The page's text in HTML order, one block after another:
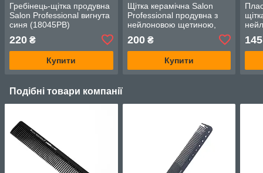
Гребінець-щітка продувна
Salon Professional вигнута
синя (18045PB)
220 ₴
Купити
Щітка керамічна Salon
Professional продувна з
нейлоновою щетиною,
(9843TDF)
200₴
Купити
145
Подібні товари компанії